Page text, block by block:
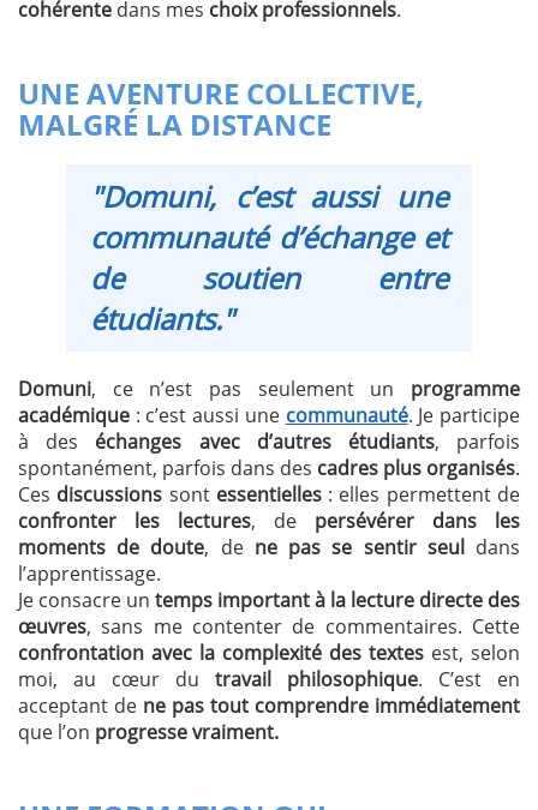
cohérente dans mes choix professionnels.
UNE AVENTURE COLLECTIVE,
MALGRÉ LA DISTANCE
"Domuni, c’est aussi une
communauté d’échange et
de soutien entre
étudiants."
Domuni, ce n’est pas seulement un programme
académique : c’est aussi une communauté. Je participe
à des échanges avec d’autres étudiants, parfois
spontanément, parfois dans des cadres plus organisés.
Ces discussions sont essentielles: elles permettent de
confronter les lectures, de persévérer dans les
moments de doute, de ne pas se sentir seuldans
l’apprentissage.
Je consacre un temps important à la lecture directe des
œuvres, sans me contenter de commentaires. Cette
confrontation avec la complexité des textes est, selon
moi, au cœur du travail philosophique. C’est en
acceptant de ne pas tout comprendre immédiatement
que l’on progresse vraiment.